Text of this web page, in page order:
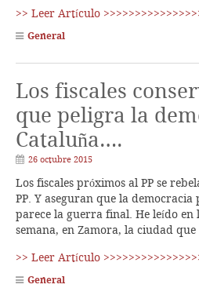
>> Leer Artículo
General
Los fiscales
que peligra la
Cataluña….
26 octubre 2015
Los fiscales próximos al PP se
PP. Y aseguran que la democracia
parece la guerra final. He leído en
semana, en Zamora, la ciudad
>> Leer Artículo
General